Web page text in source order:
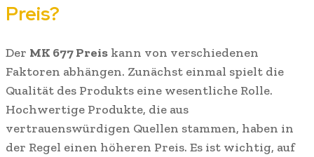
Preis?
Der MK 677 Preis kann von verschiedenen
Faktoren abhängen. Zunächst einmal spielt die
Qualität des Produkts eine wesentliche Rolle.
Hochwertige Produkte, die aus
vertrauenswürdigen Quellen stammen, haben in
der Regel einen höheren Preis. Es ist wichtig, auf